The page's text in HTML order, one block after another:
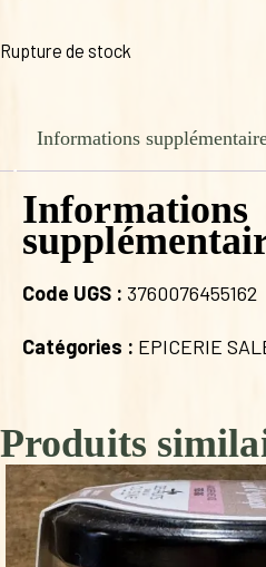
Rupture de stock
Informations
Informations
Code UGS : 3760076455162
Catégories : EPICERIE
Produits